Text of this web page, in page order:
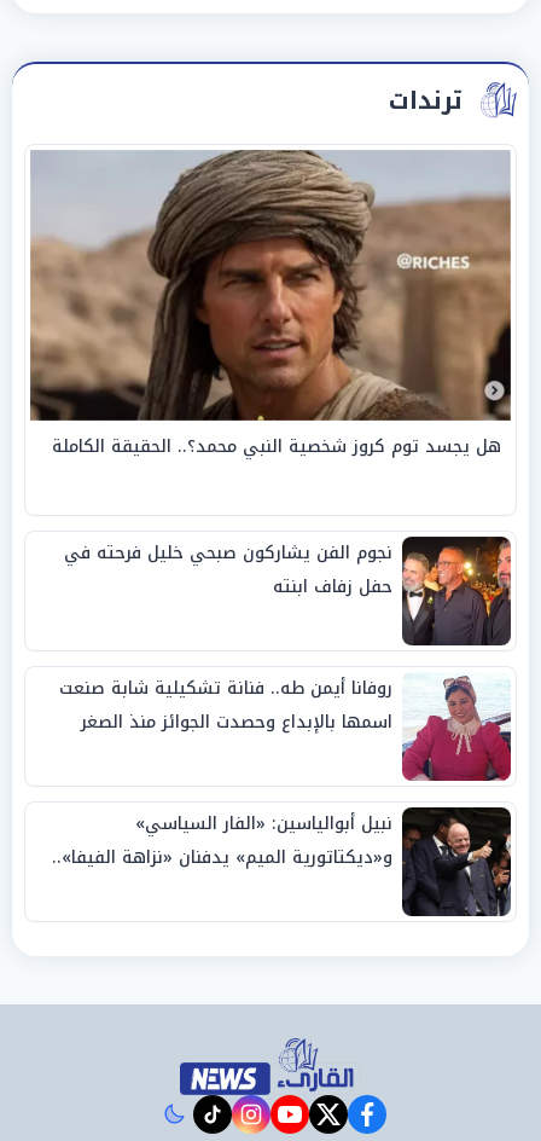
ترندات
هل يجسد توم كروز شخصية النبي محمد؟.. الحقيقة الكاملة
نجوم الفن يشاركون صبحي خليل فرحته في
حفل زفاف ابنته
روفانا أيمن طه.. فنانة تشكيلية شابة صنعت
اسمها بالإبداع وحصدت الجوائز منذ الصغر
نبيل أبوالياسين: «الفار السياسي»
و«ديكتاتورية الميم» يدفنان «نزاهة الفيفا»..
facebook
twitter
youtube
instagram
tiktok